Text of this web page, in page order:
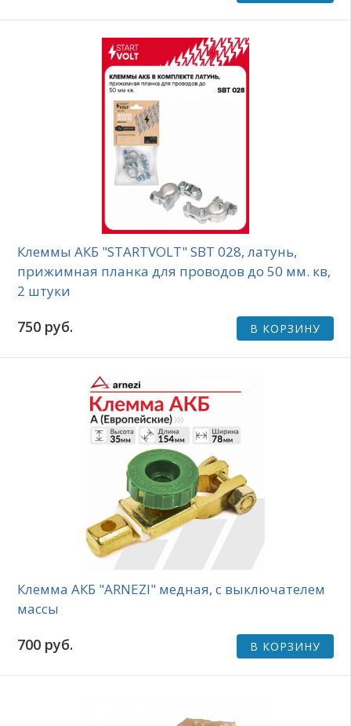
Клеммы АКБ "STARTVOLT" SBT 028, латунь,
прижимная планка для проводов до 50 мм. кв,
2 штуки
750 руб. В КОРЗИНУ
Клемма АКБ "ARNEZI" медная, с выключателем
массы
700 руб. В КОРЗИНУ